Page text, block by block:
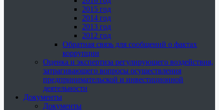
2015 год
2014 год
2013 год
2012 год
Обратная связь для сообщений о фактах
коррупции
Оценка и экспертиза регулирующего воздействия,
затрагивающего вопросы осуществления
предпринимательской и инвестиционной
деятельности
Документы
Документы